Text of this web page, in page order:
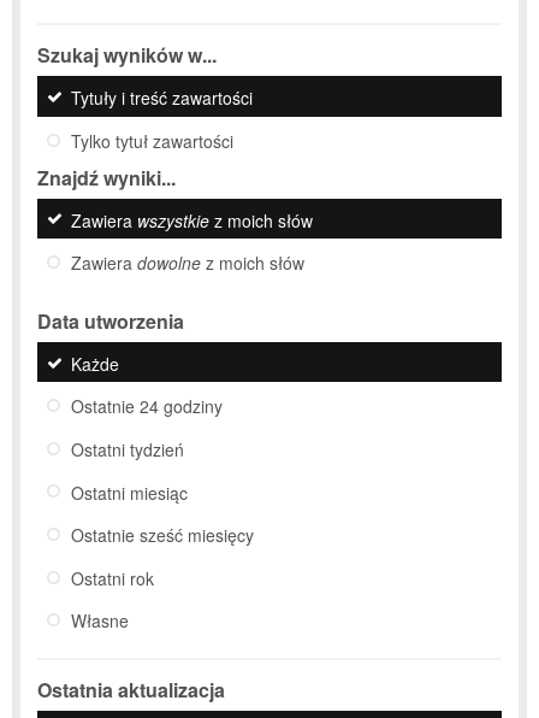
Szukaj wyników w...
Tytuły i treść zawartości
Tylko tytuł zawartości
Znajdź wyniki...
Zawiera wszystkie z moich słów
Zawiera dowolne z moich słów
Data utworzenia
Każde
Ostatnie 24 godziny
Ostatni tydzień
Ostatni miesiąc
Ostatnie sześć miesięcy
Ostatni rok
Własne
Ostatnia aktualizacja